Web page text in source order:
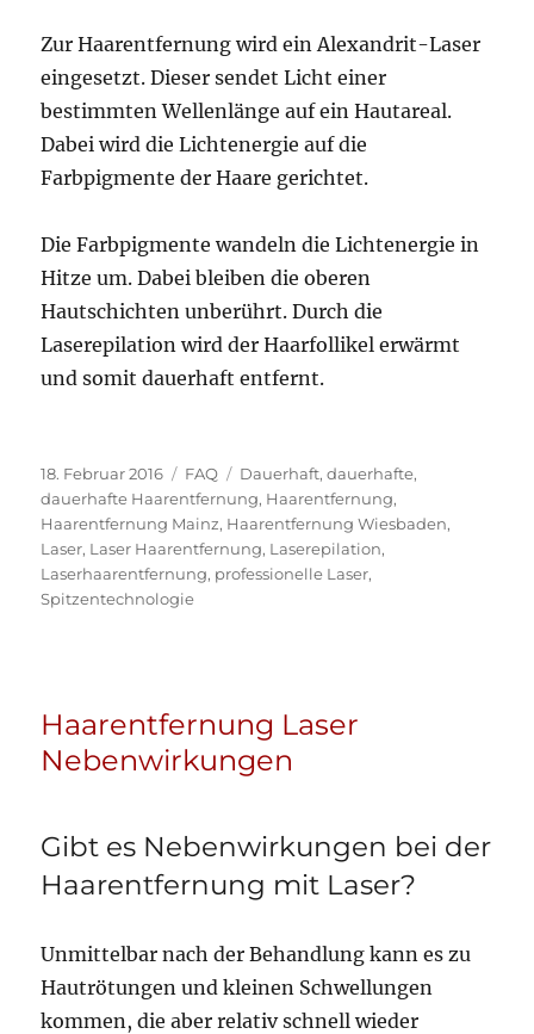
Zur Haarentfernung wird ein Alexandrit-Laser
eingesetzt. Dieser sendet Licht einer
bestimmten Wellenlänge auf ein Hautareal.
Dabei wird die Lichtenergie auf die
Farbpigmente der Haare gerichtet.
Die Farbpigmente wandeln die Lichtenergie in
Hitze um. Dabei bleiben die oberen
Hautschichten unberührt. Durch die
Laserepilation wird der Haarfollikel erwärmt
und somit dauerhaft entfernt.
Veröffentlicht
am
18. Februar 2016 Kategorien
FAQ Schlagwörter
Dauerhaft,dauerhafte,
dauerhafte Haarentfernung, Haarentfernung,
Haarentfernung Mainz, Haarentfernung Wiesbaden,
Laser, Laser Haarentfernung, Laserepilation,
Laserhaarentfernung, professionelle Laser,
Spitzentechnologie
Haarentfernung Laser
Nebenwirkungen
Gibt es Nebenwirkungen bei der
Haarentfernung mit Laser?
Unmittelbar nach der Behandlung kann es zu
Hautrötungen und kleinen Schwellungen
kommen, die aber relativ schnell wieder